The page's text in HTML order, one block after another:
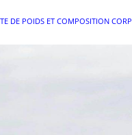
DE POIDS ET COMPOSITION